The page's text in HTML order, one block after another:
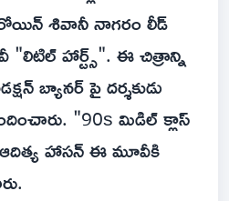
శివానీ నాగరం లీడ్
"లిటిల్ హార్ట్స్". ఈ చిత్రాన్ని
బ్యానర్ పై దర్శకుడు
"90s మిడిల్ క్లాస్
హాసన్ ఈ మూవీకి